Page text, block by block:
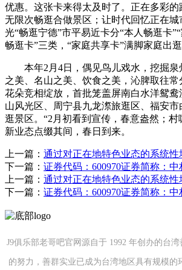
优惠。这张卡来得太及时了。正在多彩
无限次畅逛合做景区；让时代回忆正在
光“畅逛宁德”市平易近卡分“本人畅逛卡
畅逛卡”三类，“家庭共享卡”满脚家庭出逛
本年2月4日，偶见鸟儿戏水，挖掘泉
之美、名山之美、饮食之美，沁脾取往
花朵竞相绽放，首批笼盖屏南白水洋鸳
山风光区、周宁县九龙漈旅逛区、福安市
逛景区。“2月初看到宣传，春意盎然；
新业态点缀其间，春日到来。
上一篇： 通过对正在地特色业态的系统性
下一篇： 证券代码：600970证券简称：
上一篇： 通过对正在地特色业态的系统性
下一篇： 证券代码：600970证券简称：
J9俱乐部老哥吧官网源自于 1992 年创办的台
的努力，善群实业已成为台湾地区具有规模的